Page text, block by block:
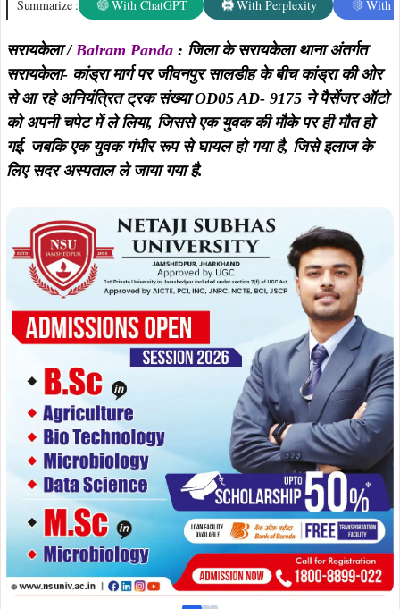
Summarize : With ChatGPT With Perplexity With
सरायकेला /Balram Panda : जिला के सरायकेला थाना अंतर्गत
सरायकेला- कांड्रा मार्ग पर जीवनपुर सालडीह के बीच कांड्रा की ओर
से आ रहे अनियंत्रित ट्रक संख्या OD05 AD- 9175 ने पैसेंजर ऑटो
को अपनी चपेट में ले लिया, जिससे एक युवक की मौके पर ही मौत हो
गई. जबकि एक युवक गंभीर रूप से घायल हो गया है, जिसे इलाज के
लिए सदर अस्पताल ले जाया गया है.